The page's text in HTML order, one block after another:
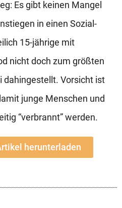
Es gibt keinen Mangel
in einen Sozial-
15-jährige mit
nicht doch zum größten
dahingestellt. Vorsicht ist
junge Menschen und
“verbrannt” werden.
herunterladen